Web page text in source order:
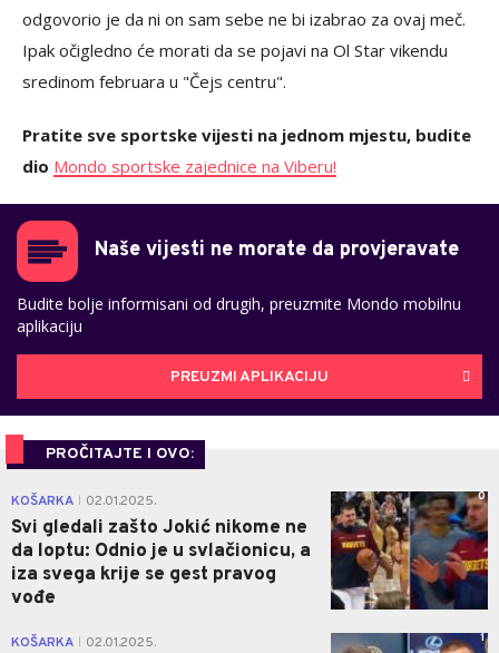
odgovorio je da ni on sam sebe ne bi izabrao za ovaj meč.
Ipak očigledno će morati da se pojavi na Ol Star vikendu
sredinom februara u "Čejs centru".
Pratite sve sportske vijesti na jednom mjestu, budite
dio Mondo sportske zajednice na Viberu!
Naše vijesti ne morate da provjeravate
Budite bolje informisani od drugih, preuzmite Mondo mobilnu
aplikaciju
PREUZMI APLIKACIJU
PROČITAJTE I OVO:
KOŠARKA 02.01.2025.
Svi gledali zašto Jokić nikome ne
da loptu: Odnio je u svlačionicu, a
iza svega krije se gest pravog
vođe
0
KOŠARKA 02.01.2025. 1